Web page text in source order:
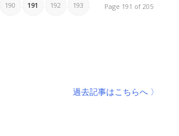
Page 191 of 205
190 191 192 193
過去記事はこちらへ 〉